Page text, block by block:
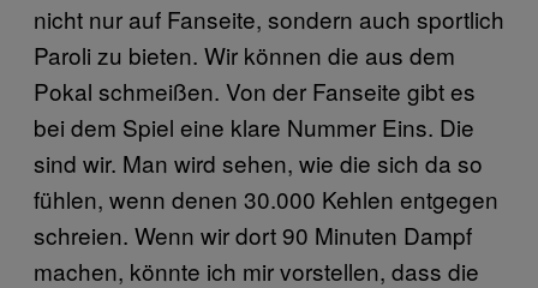
nicht nur auf Fanseite, sondern auch sportlich
Paroli zu bieten. Wir können die aus dem
Pokal schmeißen. Von der Fanseite gibt es
bei dem Spiel eine klare Nummer Eins. Die
sind wir. Man wird sehen, wie die sich da so
fühlen, wenn denen 30.000 Kehlen entgegen
schreien. Wenn wir dort 90 Minuten Dampf
machen, könnte ich mir vorstellen, dass die